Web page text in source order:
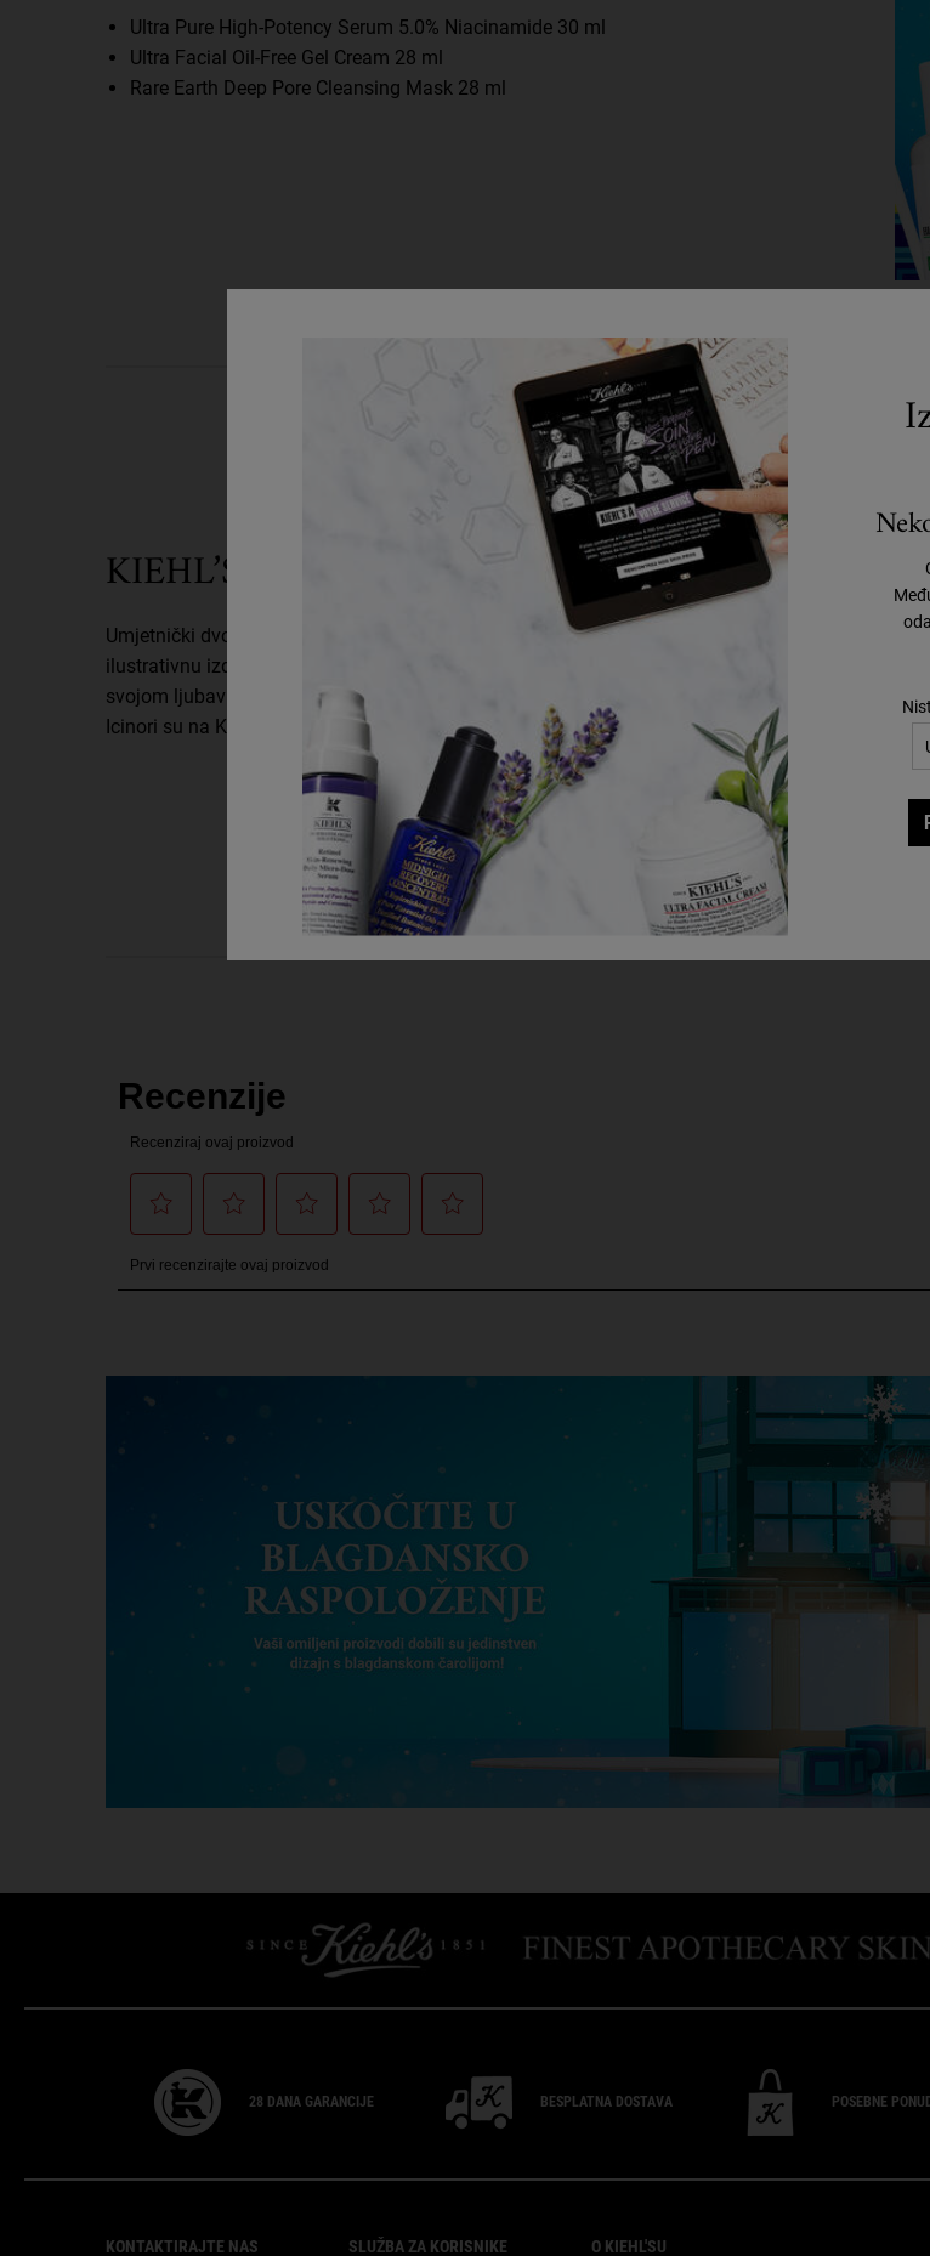
Ultra Pure High-Potency Serum 5.0% Niacinamide 30 ml
Ultra Facial Oil-Free Gel Cream 28 ml
Rare Earth Deep Pore Cleansing Mask 28 ml
KIEHL’S X ICINORI
Umjetnički dvojac Mayumi Otero i Raphael Urwiller čine Icinori,
ilustrativnu izdavačku kuću sa sjedištem u Marseilleu u Francuskoj. Sa
svojom ljubavlju prema stvaranju prekrasnih radova s dozom fantazije,
Icinori su na Kiehl's proizvode prenijeli osjećaj prave blagdanske čarolije.
28 DANA GARANCIJE BESPLATNA DOSTAVA POSEBNE
KONTAKTIRAJTE NAS SLUŽBA ZA KORISNIKE O KIEHL'SU